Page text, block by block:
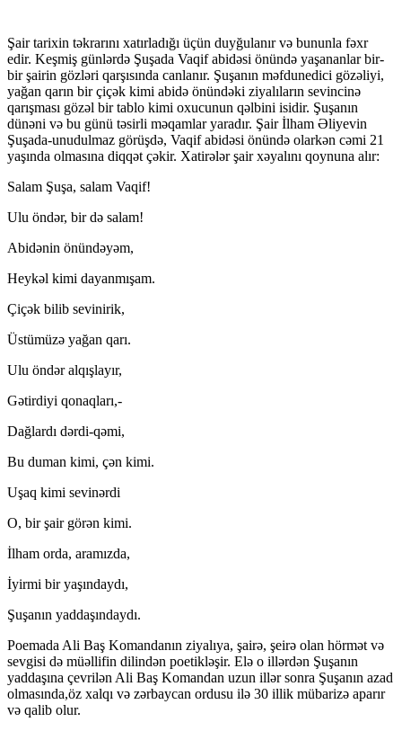
Şair tarixin təkrarını xatırladığı üçün duyğulanır və bununla fəxr
edir. Keşmiş günlərdə Şuşada Vaqif abidəsi önündə yaşananlar bir-
bir şairin gözləri qarşısında canlanır. Şuşanın məfdunedici gözəliyi,
yağan qarın bir çiçək kimi abidə önündəki ziyalıların sevincinə
qarışması gözəl bir tablo kimi oxucunun qəlbini isidir. Şuşanın
dünəni və bu günü təsirli məqamlar yaradır. Şair İlham Əliyevin
Şuşada-unudulmaz görüşdə, Vaqif abidəsi önündə olarkən cəmi 21
yaşında olmasına diqqət çəkir. Xatirələr şair xəyalını qoynuna alır:
Salam Şuşa, salam Vaqif!
Ulu öndər, bir də salam!
Abidənin önündəyəm,
Heykəl kimi dayanmışam.
Çiçək bilib sevinirik,
Üstümüzə yağan qarı.
Ulu öndər alqışlayır,
Gətirdiyi qonaqları,-
Dağlardı dərdi-qəmi,
Bu duman kimi, çən kimi.
Uşaq kimi sevinərdi
O, bir şair görən kimi.
İlham orda, aramızda,
İyirmi bir yaşındaydı,
Şuşanın yaddaşındaydı.
Poemada Ali Baş Komandanın ziyalıya, şairə, şeirə olan hörmət və
sevgisi də müəllifin dilindən poetikləşir. Elə o illərdən Şuşanın
yaddaşına çevrilən Ali Baş Komandan uzun illər sonra Şuşanın azad
olmasında,öz xalqı və zərbaycan ordusu ilə 30 illik mübarizə aparır
və qalib olur.